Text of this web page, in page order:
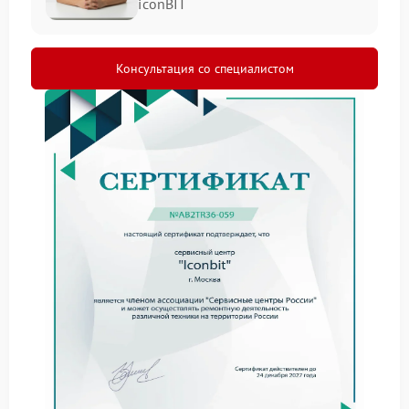
квалифицированный ремонт сигвеев,
электросамокатов и гироскутеров бренда Iconbit.
Принимаем технику с любыми проблемами,
начиная от механических повреждений и
заканчивая сбоями в электронике. Все работы
выполняются с соблюдением технических
регламентов и с использованием качественных
комплектующих.
Диагностика и замена контроллеров
Ремонт мотор-колёс
Настройка электросхем и прошивка ПО
Восстановление работы аккумуляторов
Ремонт тормозных систем и рулевого управления
Сервис Iconbit ориентирован как на стандартные
работы, так и на устранение сложных технических
прозрачные сроки, точную стоимость и гарантию на
выполненные работы.
Консультация со специалистом